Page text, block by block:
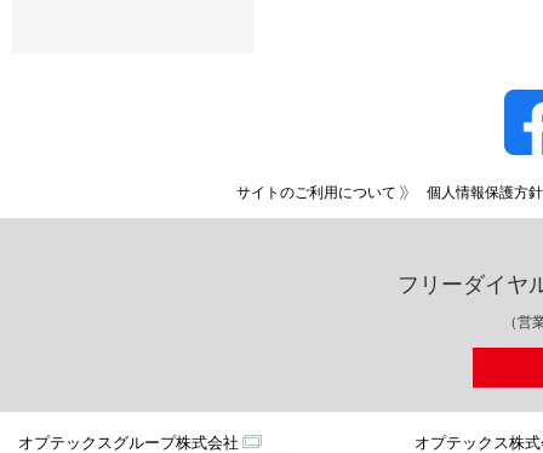
サイトのご利用について 個人情報保護方針
フリーダイヤ
（営
オプテックスグループ株式会社
オプテックス株